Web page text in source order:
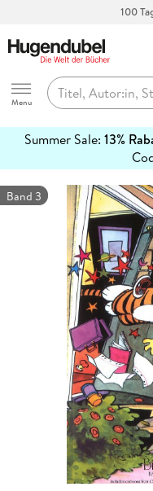
Hugendubel
Menu
Summer Sale: 13%
erfahren
Band 3